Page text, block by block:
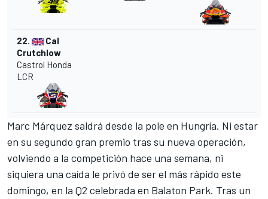
22.
Cal
Crutchlow
Castrol Honda
LCR
Marc Márquez saldrá desde la pole en Hungría. Ni estar
en su segundo gran premio tras su nueva operación,
volviendo a la competición hace una semana, ni
siquiera una caída le privó de ser el más rápido este
domingo, en la Q2 celebrada en Balaton Park. Tras un